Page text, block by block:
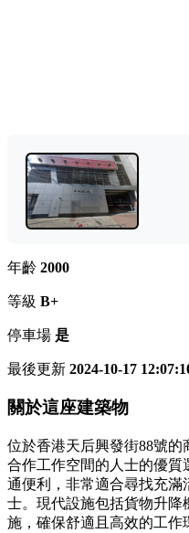
年齡 2000
等級 B+
停車場 是
最後更新 2024-10-17
關於這座建築物
位於香港天后興發街88號
合作工作空間的人士的優質
通便利，非常適合尋找充滿
士。現代設施包括貨物升降
施，確保舒適且高效的工作